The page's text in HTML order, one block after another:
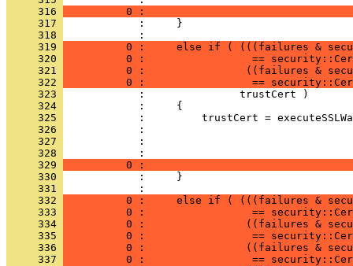
     316
0 :
     317
     318
     319
0 :     else if ( (((failures &
     320
0 :                 ==
     321
0 :                ((failures &
     322
0 :                 ==
     323
     324
     325
     326
     327
     328
     329
0 :
     330
     331
     332
0 :     else if ( (((failures &
     333
0 :                 ==
     334
0 :                ((failures &
     335
0 :                 ==
     336
0 :                ((failures &
     337
0 :                 ==